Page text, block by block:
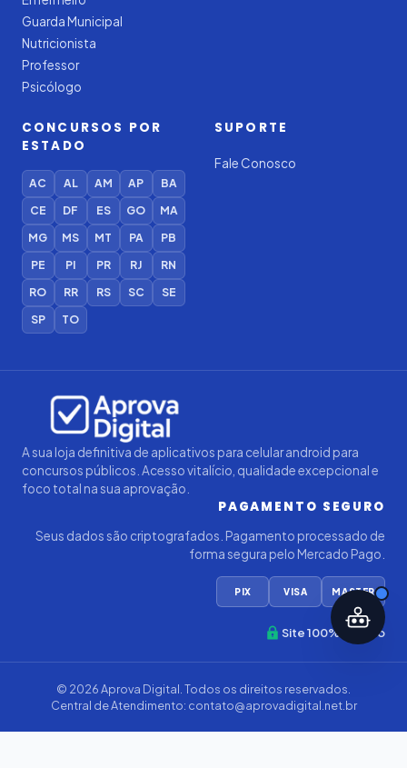
Guarda Municipal
Nutricionista
Professor
Psicólogo
CONCURSOS POR
ESTADO
AC AL AM AP
BA
CE
DF ES GO
MA
MG
MS MT PA
PB
PE
PI PR RJ
RN
RO
RR RS SC
SE
SP
TO
SUPORTE
Fale Conosco
A sua loja definitiva de aplicativos para celular android para
concursos públicos. Acesso vitalício, qualidade excepcional e
foco total na sua aprovação.
PAGAMENTO SEGURO
Seus dados são criptografados. Pagamento processado de
forma segura pelo Mercado Pago.
PIX VISA MASTER
Site 100% Seguro
© 2026Aprova Digital . Todos os direitos reservados.
Central de Atendimento: contato@aprovadigital.net.br